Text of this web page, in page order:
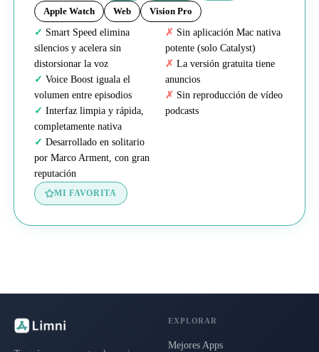
Apple Watch Web Vision Pro
Smart Speed elimina
silencios y acelera sin
distorsionar la voz
Voice Boost iguala el
volumen entre episodios
Interfaz limpia y rápida,
completamente nativa
Desarrollado en solitario
por Marco Arment, con gran
reputación
Sin aplicación Mac nativa
potente (solo Catalyst)
La versión gratuita tiene
anuncios
Sin reproducción de vídeo
podcasts
MI FAVORITA
EXPLORAR
Mejores Apps